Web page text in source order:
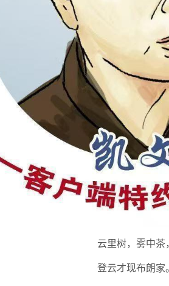
云里树，雾中茶
登云才现布朗家